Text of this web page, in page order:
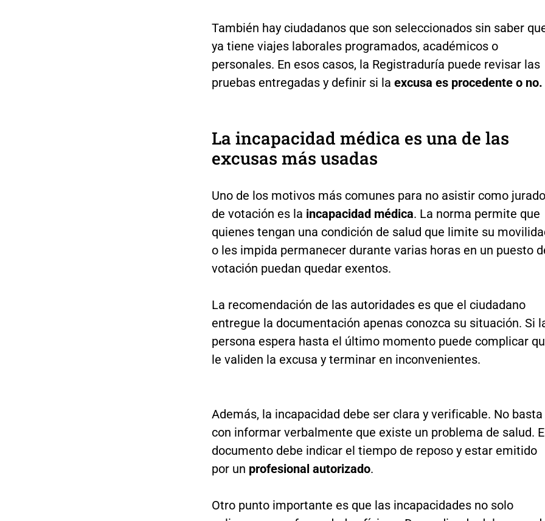
También hay ciudadanos que son seleccionados sin saber
ya tiene viajes laborales programados, académicos o
personales. En esos casos, la Registraduría puede revisar las
pruebas entregadas y definir si la excusa es procedente o no.
La incapacidad médica es una de las
excusas más usadas
Uno de los motivos más comunes para no asistir como jurado
de votación es la incapacidad médica. La norma permite que
quienes tengan una condición de salud que limite su
o les impida permanecer durante varias horas en un puesto
votación puedan quedar exentos.
La recomendación de las autoridades es que el ciudadano
entregue la documentación apenas conozca su situación. Si
persona espera hasta el último momento puede complicar
le validen la excusa y terminar en inconvenientes.
Además, la incapacidad debe ser clara y verificable. No basta
con informar verbalmente que existe un problema de salud.
documento debe indicar el tiempo de reposo y estar emitido
por un profesional autorizado.
Otro punto importante es que las incapacidades no solo